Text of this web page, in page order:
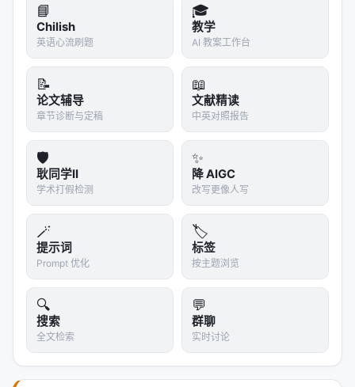
浅层组合（Shallow Combination）
embedding 层和 output 层做权重相加，中间层保
持不变
深层组合（Deep Combination）：所有层都做权
重相加
实验发现，深层组合效果远好于浅层组合
令遵循能力不是表层技巧，而是分布在模型的所有层
中——从底层特征提取到高层决策推理，每一层都参
与了「理解指令」这件事。
2. LoRA 的关键作用
语音预训练用的是 LoRA（rank 64），不是全参数微
调。这有一个微妙但关键的好处：
LoRA 只更新一小部分参数（低秩矩阵），大部分参数
保持和 $\theta_{base}$ 一致。这意味着
$\theta_{speech}$ 和 $\theta_{base}$ 的差异很
小，主要集中在语音相关的参数上。当加上
$\Delta\theta = \theta_{inst} - \theta_{base}$ 时，
📘
Chilish
英语心流刷题
🎓
教学
AI 教案工作台
📝
论文辅导
章节诊断与定稿
📖
文献精读
中英对照报告
🛡️
耿同学II
学术打假检测
✨
降 AIGC
改写更像人写
🪄
提示词
Prompt 优化
🏷️
标签
按主题浏览
🔍
搜索
全文检索
💬
群聊
实时讨论